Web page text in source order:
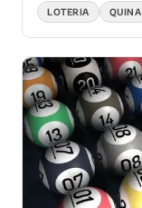
LOTERIA QUINA